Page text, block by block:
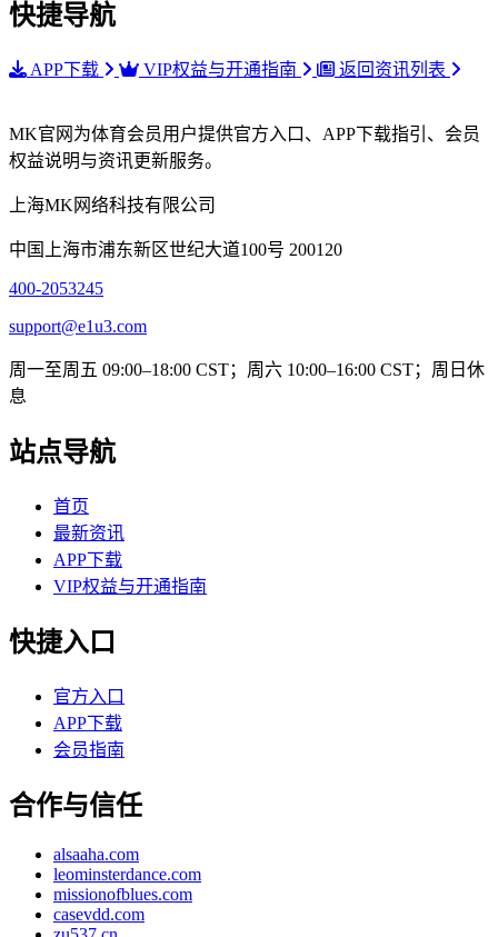
快捷导航
APP下载 VIP权益与开通指南 返回资讯列表
MK官网为体育会员用户提供官方入口、APP下载指引、会员
权益说明与资讯更新服务。
上海MK网络科技有限公司
中国上海市浦东新区世纪大道100号 200120
400-2053245
support@e1u3.com
周一至周五 09:00–18:00 CST；周六 10:00–16:00 CST；周日休
息
站点导航
首页
最新资讯
APP下载
VIP权益与开通指南
快捷入口
官方入口
APP下载
会员指南
合作与信任
alsaaha.com
leominsterdance.com
missionofblues.com
casevdd.com